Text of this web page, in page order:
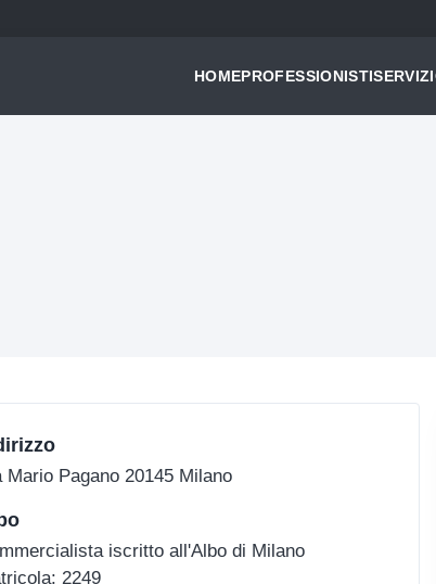
HOMEPROFESSIONISTISERVIZI
Mario Pagano 20145 Milano
iscritto all'Albo di Milano
2249